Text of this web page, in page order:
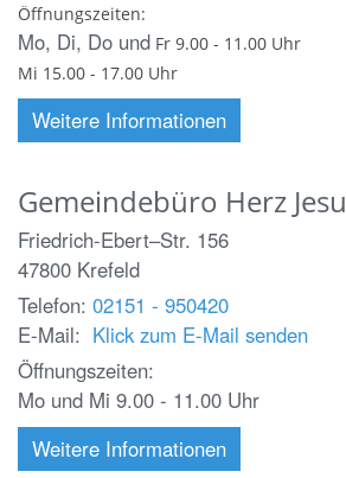
Öffnungszeiten:
Mo, Di, Do und Fr 9.00 - 11.00 Uhr
Mi 15.00 - 17.00 Uhr
Weitere Informationen
Gemeindebüro Herz Jesu
Friedrich-Ebert–Str. 156
47800 Krefeld
Telefon: 02151 - 950420
E-Mail: Klick zum E-Mail senden
Öffnungszeiten:
Mo und Mi 9.00 - 11.00 Uhr
Weitere Informationen